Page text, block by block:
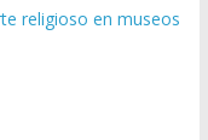
religioso en museos